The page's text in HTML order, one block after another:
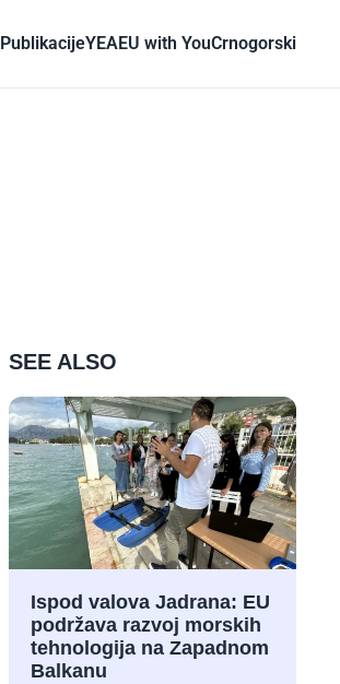
PublikacijeYEAEU with YouCrnogorski
SEE ALSO
Ispod valova Jadrana: EU
podržava razvoj morskih
tehnologija na Zapadnom
Balkanu